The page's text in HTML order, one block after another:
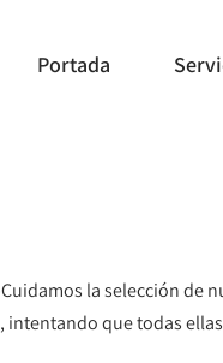
Portada
la selección de
que todas